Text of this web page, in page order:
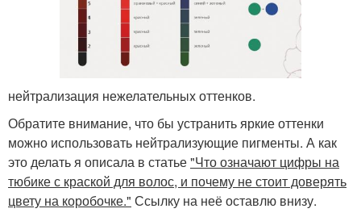
нейтрализация нежелательных оттенков.
Обратите внимание, что бы устранить яркие оттенки
можно использовать нейтрализующие пигменты. А как
это делать я описала в статье"Что означают цифры на
тюбике с краской для волос, и почему не стоит доверять
цвету на коробочке." Ссылку на неё оставлю внизу.